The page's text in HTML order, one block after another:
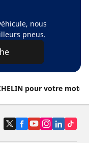
nous
pneus.
pour votre moto